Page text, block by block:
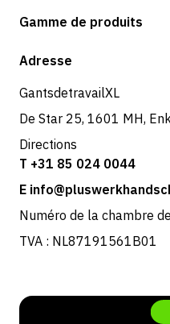
Options de paiement
Retours et service
Gamme de produits
Boutique
Adresse
GantsdetravailXL
De Star 25, 1601 MH,
Directions
T +31 85 024 0044
E
Numéro de la chambre
TVA : NL87191561B01